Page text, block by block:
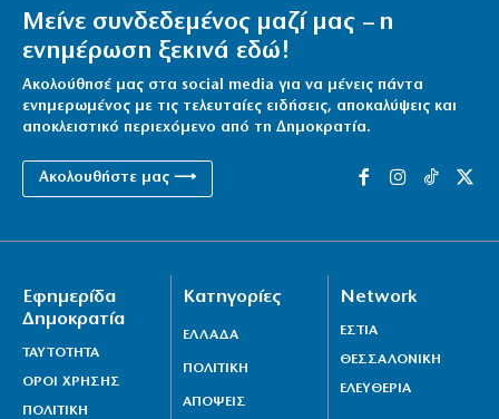
Μείνε συνδεδεμένος μαζί μας – η
ενημέρωση ξεκινά εδώ!
Ακολούθησέ μας στα social media για να μένεις πάντα
ενημερωμένος με τις τελευταίες ειδήσεις, αποκαλύψεις και
αποκλειστικό περιεχόμενο από τη Δημοκρατία.
Ακολουθήστε μας ⟶
Εφημερίδα
Δημοκρατία
ΤΑΥΤΟΤΗΤΑ
ΟΡΟΙ ΧΡΗΣΗΣ
ΠΟΛΙΤΙΚΗ
Κατηγορίες
ΕΛΛΑΔΑ
ΠΟΛΙΤΙΚΗ
ΑΠΟΨΕΙΣ
Network
ΕΣΤΙΑ
ΘΕΣΣΑΛΟΝΙΚΗ
ΕΛΕΥΘΕΡΙΑ